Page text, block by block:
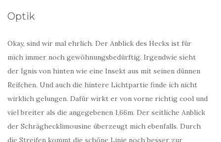
Optik
Okay, sind wir mal ehrlich. Der Anblick des Hecks ist für
mich immer noch gewöhnungsbedürftig. Irgendwie sieht
der Ignis von hinten wie eine Insekt aus mit seinen dünnen
Reifchen. Und auch die hintere Lichtpartie finde ich nicht
wirklich gelungen. Dafür wirkt er von vorne richtig cool und
viel breiter als die angegebenen 1,66m. Der seitliche Anblick
der Schräghecklimousine überzeugt mich ebenfalls. Durch
die Streifen kommt die schöne Linie noch besser zur